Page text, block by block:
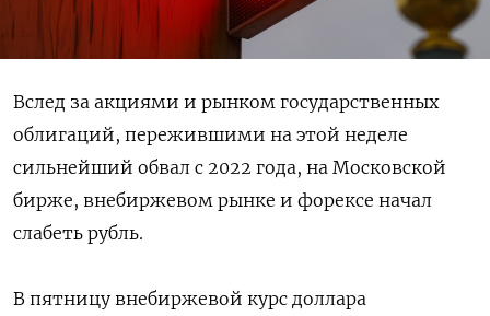
Вслед за акциями и рынком государственных
облигаций, пережившими на этой неделе
сильнейший обвал с 2022 года, на Московской
бирже, внебиржевом рынке и форексе начал
слабеть рубль.
В пятницу внебиржевой курс доллара